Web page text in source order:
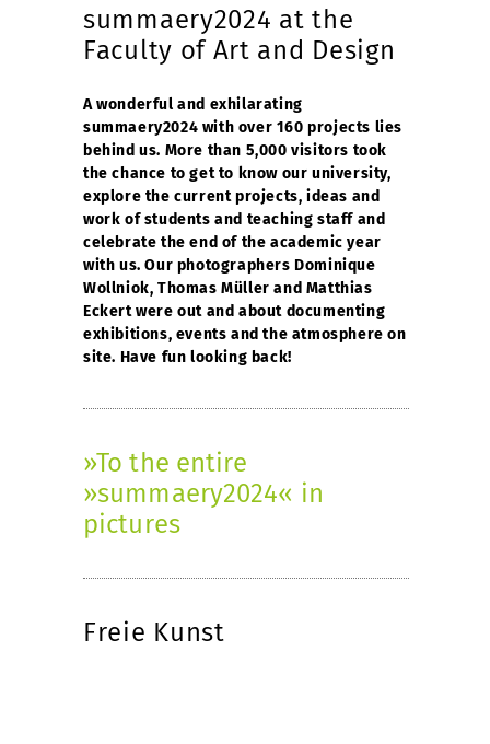
summaery2024 at the
Faculty of Art and Design
A wonderful and exhilarating
summaery2024 with over 160 projects lies
behind us. More than 5,000 visitors took
the chance to get to know our university,
explore the current projects, ideas and
work of students and teaching staff and
celebrate the end of the academic year
with us. Our photographers Dominique
Wollniok, Thomas Müller and Matthias
Eckert were out and about documenting
exhibitions, events and the atmosphere on
site. Have fun looking back!
»To the entire
»summaery2024« in
pictures
Freie Kunst